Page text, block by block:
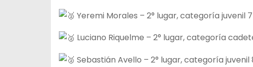
Yeremi Morales – 2° lugar, categoría juvenil
Luciano Riquelme – 2° lugar, categoría
Sebastián Avello – 2° lugar, categoría juvenil